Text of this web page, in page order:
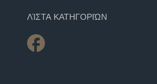
ΛΊΣΤΑ ΚΑΤΗΓΟΡΙΏΝ